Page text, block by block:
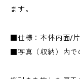
ます。
■仕様：本体内面/片
■写真（収納）内で